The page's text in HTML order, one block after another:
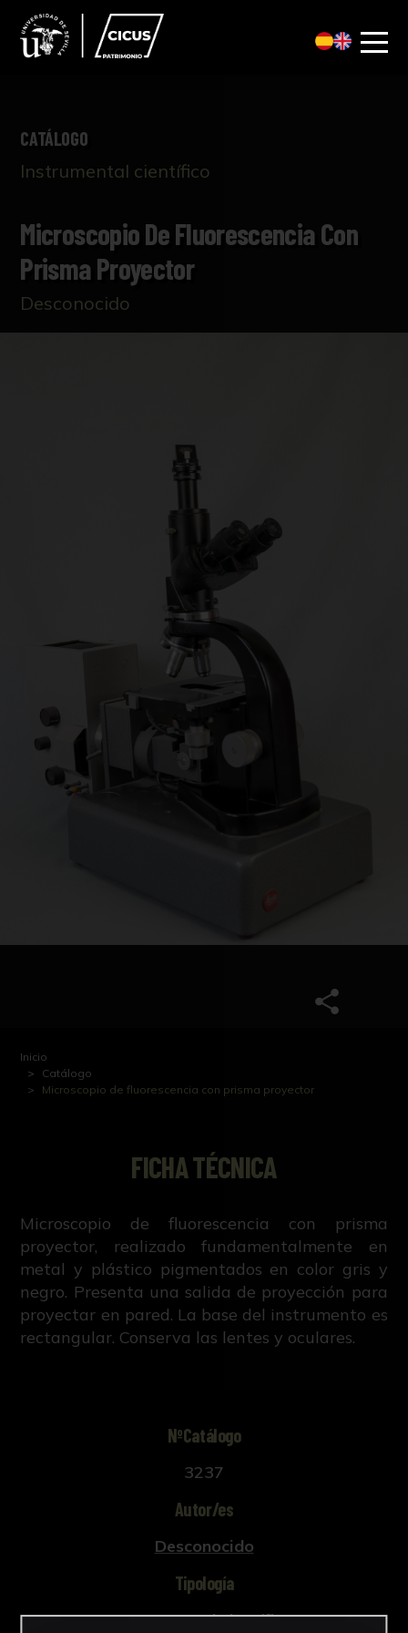
CATÁLOGO
Instrumental científico
Microscopio De Fluorescencia Con
Prisma Proyector
Desconocido
Inicio
Catálogo
Microscopio de fluorescencia con prisma proyector
FICHA TÉCNICA
Microscopio de fluorescencia con prisma
proyector, realizado fundamentalmente en
metal y plástico pigmentados en color gris y
negro. Presenta una salida de proyección para
proyectar en pared. La base del instrumento es
rectangular. Conserva las lentes y oculares.
NºCatálogo
3237
Autor/es
Desconocido
Tipología
Instrumental científico